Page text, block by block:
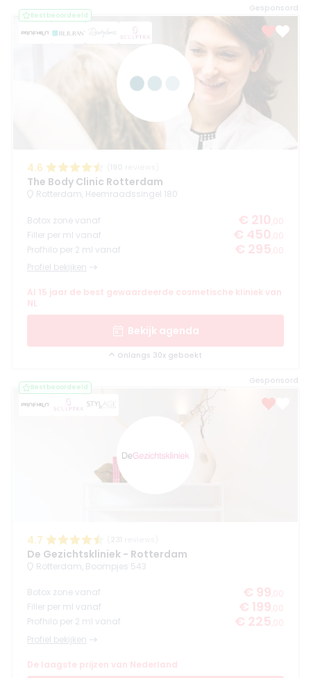
Gesponsord
Best beoordeeld
4.6
The Body Clinic Rotterdam
Rotterdam, Heemraadssingel 180
Botox zone vanaf € 210 ,00
Filler per ml vanaf
€ 450 ,00
Profhilo per 2 ml vanaf
€ 295 ,00
Profiel bekijken
Al 15 jaar de best gewaardeerde cosmetische kliniek van
NL
Bekijk agenda
Onlangs 30x geboekt
Gesponsord
Best beoordeeld
4.7
De Gezichtskliniek - Rotterdam
Rotterdam, Boompjes 543
Botox zone vanaf € 99 ,00
Filler per ml vanaf
€ 199 ,00
Profhilo per 2 ml vanaf
€ 225 ,00
Profiel bekijken
De laagste prijzen van Nederland